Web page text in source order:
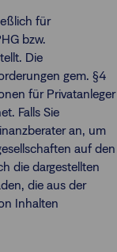
für
bzw.
Die
gem. §4
für Privatanleger
Falls Sie
an, um
auf den
die dargestellten
die aus der
Inhalten